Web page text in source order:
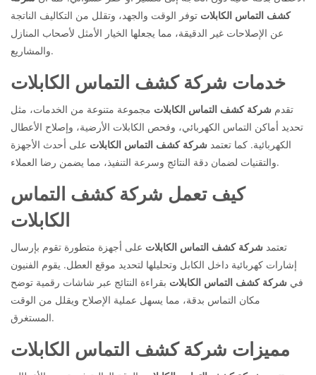
كشف التماس الكابلات توفر الوقت والجهد، وتقلل من التكاليف الناتجة
عن الإصلاحات غير الدقيقة، مما يجعلها الخيار الأمثل لأصحاب المنازل
والمشاريع.
خدمات شركة كشف التماس الكابلات
تقدم شركة كشف التماس الكابلات مجموعة متنوعة من الخدمات، مثل
تحديد أماكن التماس الكهربائي، وفحص الكابلات الأرضية، وإصلاح الأعطال
الكهربائية. كما تعتمد شركة كشف التماس الكابلات على أحدث الأجهزة
والتقنيات لضمان دقة النتائج وسرعة التنفيذ، مما يضمن رضا العملاء.
كيف تعمل شركة كشف التماس
الكابلات
تعتمد شركة كشف التماس الكابلات على أجهزة متطورة تقوم بإرسال
إشارات كهربائية داخل الكابل وتحليلها لتحديد موقع العطل. يقوم الفنيون
في شركة كشف التماس الكابلات بقراءة النتائج عبر شاشات رقمية توضح
مكان التماس بدقة، مما يسهل عملية الإصلاح ويقلل من الوقت
المستغرق.
مميزات شركة كشف التماس الكابلات